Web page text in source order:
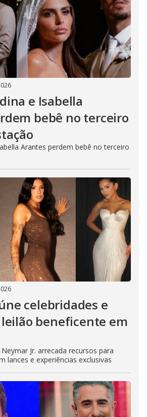
e Isabella
bebê no terceiro
Arantes perdem bebê no terceiro
celebridades e
beneficente em
Jr. arrecada recursos para
lances e experiências exclusivas